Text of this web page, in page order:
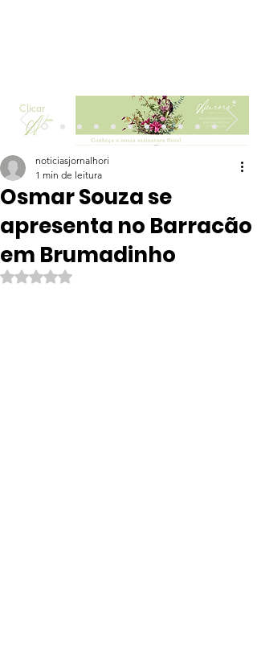
Clicar
Osmar Souza se
apresenta no Barracão
em Brumadinho
noticiasjornalhori
1 min de leitura
Avaliado com NaN de 5 estrelas.